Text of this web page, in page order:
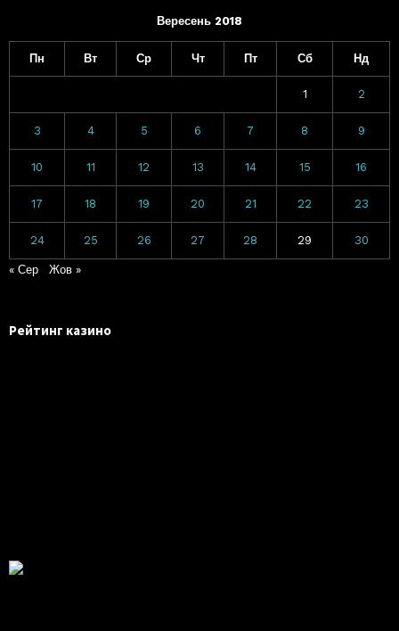
Вересень 2018
Пн Вт Ср Чт Пт Сб Нд
1 2
3 4 5 6 7 8 9
10 11 12 13 14 15 16
17 18 19 20 21 22 23
24 25 26 27 28 29 30
« Сер Жов »
Рейтинг казино